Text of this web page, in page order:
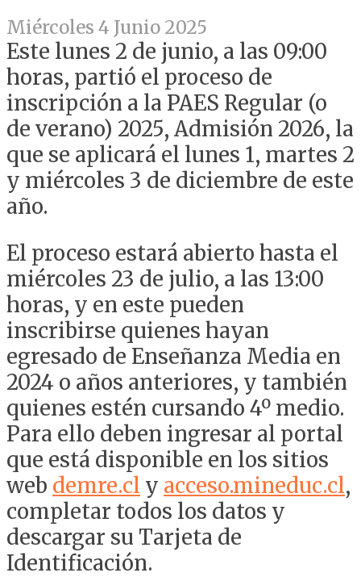
Miércoles 4 Junio 2025
Este lunes 2 de junio, a las 09:00
horas, partió el proceso de
inscripción a la PAES Regular (o
de verano) 2025, Admisión 2026, la
que se aplicará el lunes 1, martes 2
y miércoles 3 de diciembre de este
año.
El proceso estará abierto hasta el
miércoles 23 de julio, a las 13:00
horas, y en este pueden
inscribirse quienes hayan
egresado de Enseñanza Media en
2024 o años anteriores, y también
quienes estén cursando 4º medio.
Para ello deben ingresar al portal
que está disponible en los sitios
web demre.cl y acceso.mineduc.cl,
completar todos los datos y
descargar su Tarjeta de
Identificación.